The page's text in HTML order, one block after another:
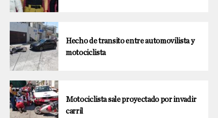
Hecho de transito entre automovilista y
motociclista
Motociclista sale proyectado por invadir
carril